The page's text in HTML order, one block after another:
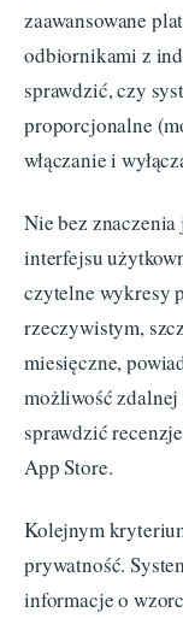
zaawansowane
odbiornikami z
sprawdzić, czy
proporcjonalne
włączanie i
Nie bez
interfejsu
czytelne wykresy
rzeczywistym,
miesięczne,
możliwość zdalnej
sprawdzić
App Store.
Kolejnym
prywatność.
informacje o